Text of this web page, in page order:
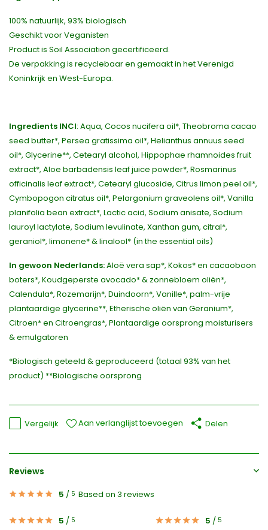
100% natuurlijk, 93% biologisch
Geschikt voor Veganisten
Product is Soil Association gecertificeerd.
De verpakking is recyclebaar en gemaakt in het Verenigd
Koninkrijk en West-Europa.
Ingredients INCI: Aqua, Cocos nucifera oil*, Theobroma cacao
seed butter*, Persea gratissima oil*, Helianthus annuus seed
oil*, Glycerine**, Cetearyl alcohol, Hippophae rhamnoides fruit
extract*, Aloe barbadensis leaf juice powder*, Rosmarinus
officinalis leaf extract*, Cetearyl glucoside, Citrus limon peel oil*,
Cymbopogon citratus oil*, Pelargonium graveolens oil*, Vanilla
planifolia bean extract*, Lactic acid, Sodium anisate, Sodium
lauroyl lactylate, Sodium levulinate, Xanthan gum, citral*,
geraniol*, limonene* & linalool* (in the essential oils)
In gewoon Nederlands:Aloë vera sap*, Kokos* en cacaoboon
boters*, Koudgeperste avocado* & zonnebloem oliën*,
Calendula*, Rozemarijn*, Duindoorn*, Vanille*, palm-vrije
plantaardige glycerine**, Etherische oliën van Geranium*,
Citroen* en Citroengras*, Plantaardige oorsprong moisturisers
& emulgatoren
*Biologisch geteeld & geproduceerd (totaal 93% van het
product) **Biologische oorsprong
Vergelijk Aan verlanglijst toevoegen Delen
Reviews
5 / 5 Based on 3 reviews
5 / 5 5 / 5